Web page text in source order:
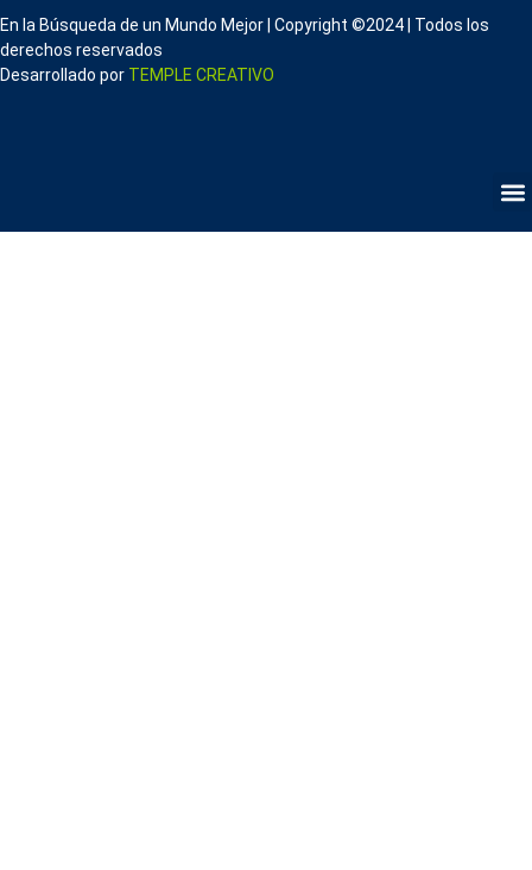
En la Búsqueda de un Mundo Mejor | Copyright ©2024 | Todos los
derechos reservados
Desarrollado por TEMPLE CREATIVO